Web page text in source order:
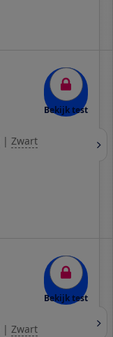
Bekijk test
| Zwart
Bekijk test
| Zwart